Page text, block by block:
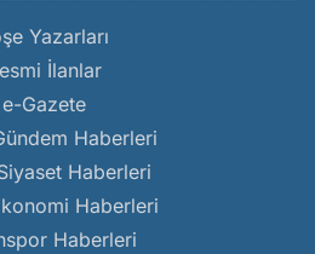
Yazarları
İlanlar
e-Gazete
Haberleri
Haberleri
Haberleri
Haberleri